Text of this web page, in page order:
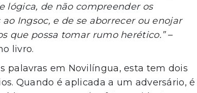
lógica, de não compreender os
Ingsoc, e de se aborrecer ou enojar
que possa tomar rumo herético.”–
livro.
palavras em Novilíngua, esta tem dois
Quando é aplicada a um adversário, é